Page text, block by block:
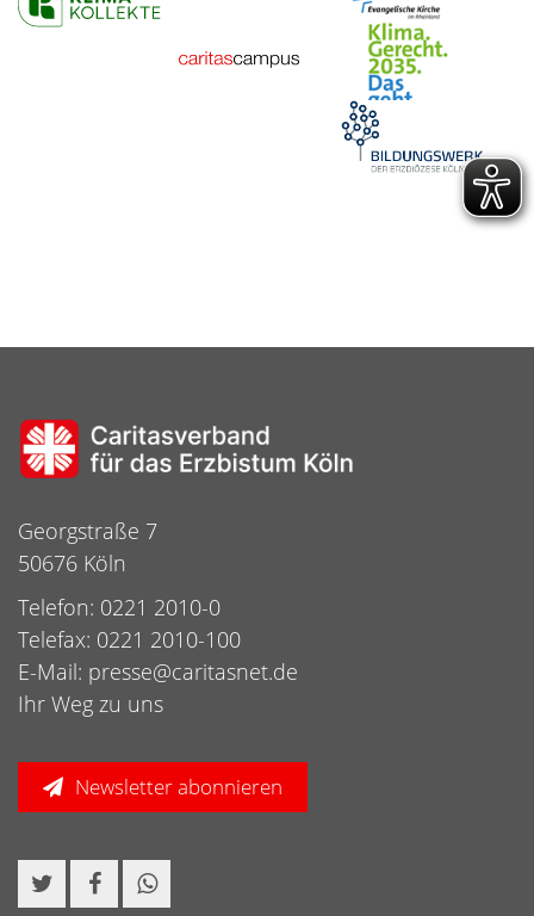
Georgstraße 7
50676 Köln
Telefon: 0221 2010-0
Telefax: 0221 2010-100
E-Mail: presse@caritasnet.de
Ihr Weg zu uns
Newsletter abonnieren